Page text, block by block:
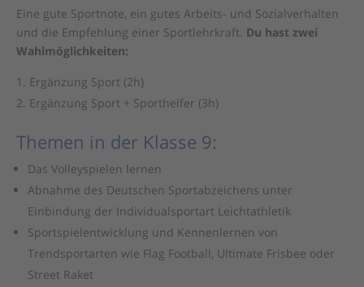
Eine gute Sportnote, ein gutes Arbeits- und Sozialverhalten
und die Empfehlung einer Sportlehrkraft. Du hast zwei
Wahlmöglichkeiten:
Ergänzung Sport (2h)
Ergänzung Sport + Sporthelfer (3h)
Themen in der Klasse 9:
Das Volleyspielen lernen
Abnahme des Deutschen Sportabzeichens unter
Einbindung der Individualsportart Leichtathletik
Sportspielentwicklung und Kennenlernen von
Trendsportarten wie Flag Football, Ultimate Frisbee oder
Street Raket